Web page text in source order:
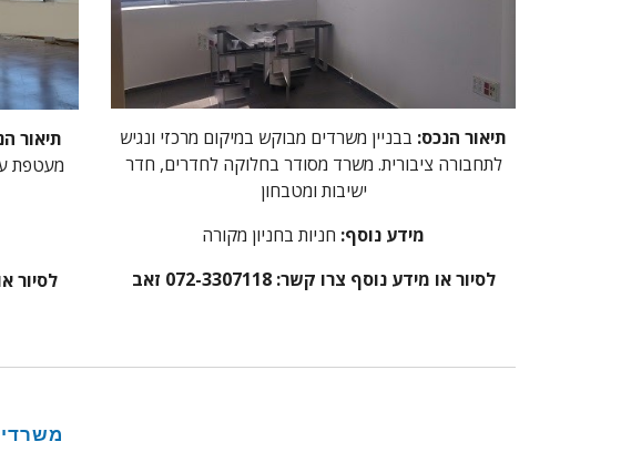
תיאור
מעטפת
לסיור או
תיאור הנכס: בבניין משרדים מבוקש במיקום מרכזי ונגיש
לתחבורה ציבורית. משרד מסודר בחלוקה לחדרים, חדר
ישיבות ומטבחון
מידע נוסף: חניות בחניון מקורה
לסיור או מידע נוסף צרו קשר: 072-3307118 זאב
משרדי